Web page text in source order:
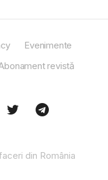
Evenimente
revistă
din România